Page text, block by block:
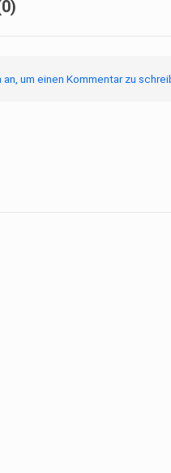
um einen Kommentar zu